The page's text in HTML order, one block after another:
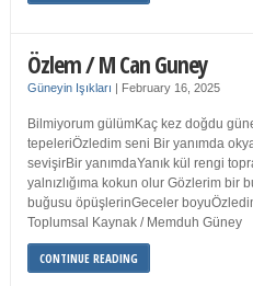
Özlem / M Can Guney
Güneyin Işıkları | February 16, 2025
Bilmiyorum gülümKaç kez doğdu
tepeleriÖzledim seni Bir yanımda
sevişirBir yanımdaYanık kül rengi
yalnızlığıma kokun olur Gözlerim bir
buğusu öpüşlerinGeceler
Toplumsal Kaynak / Memduh Güney
CONTINUE READING